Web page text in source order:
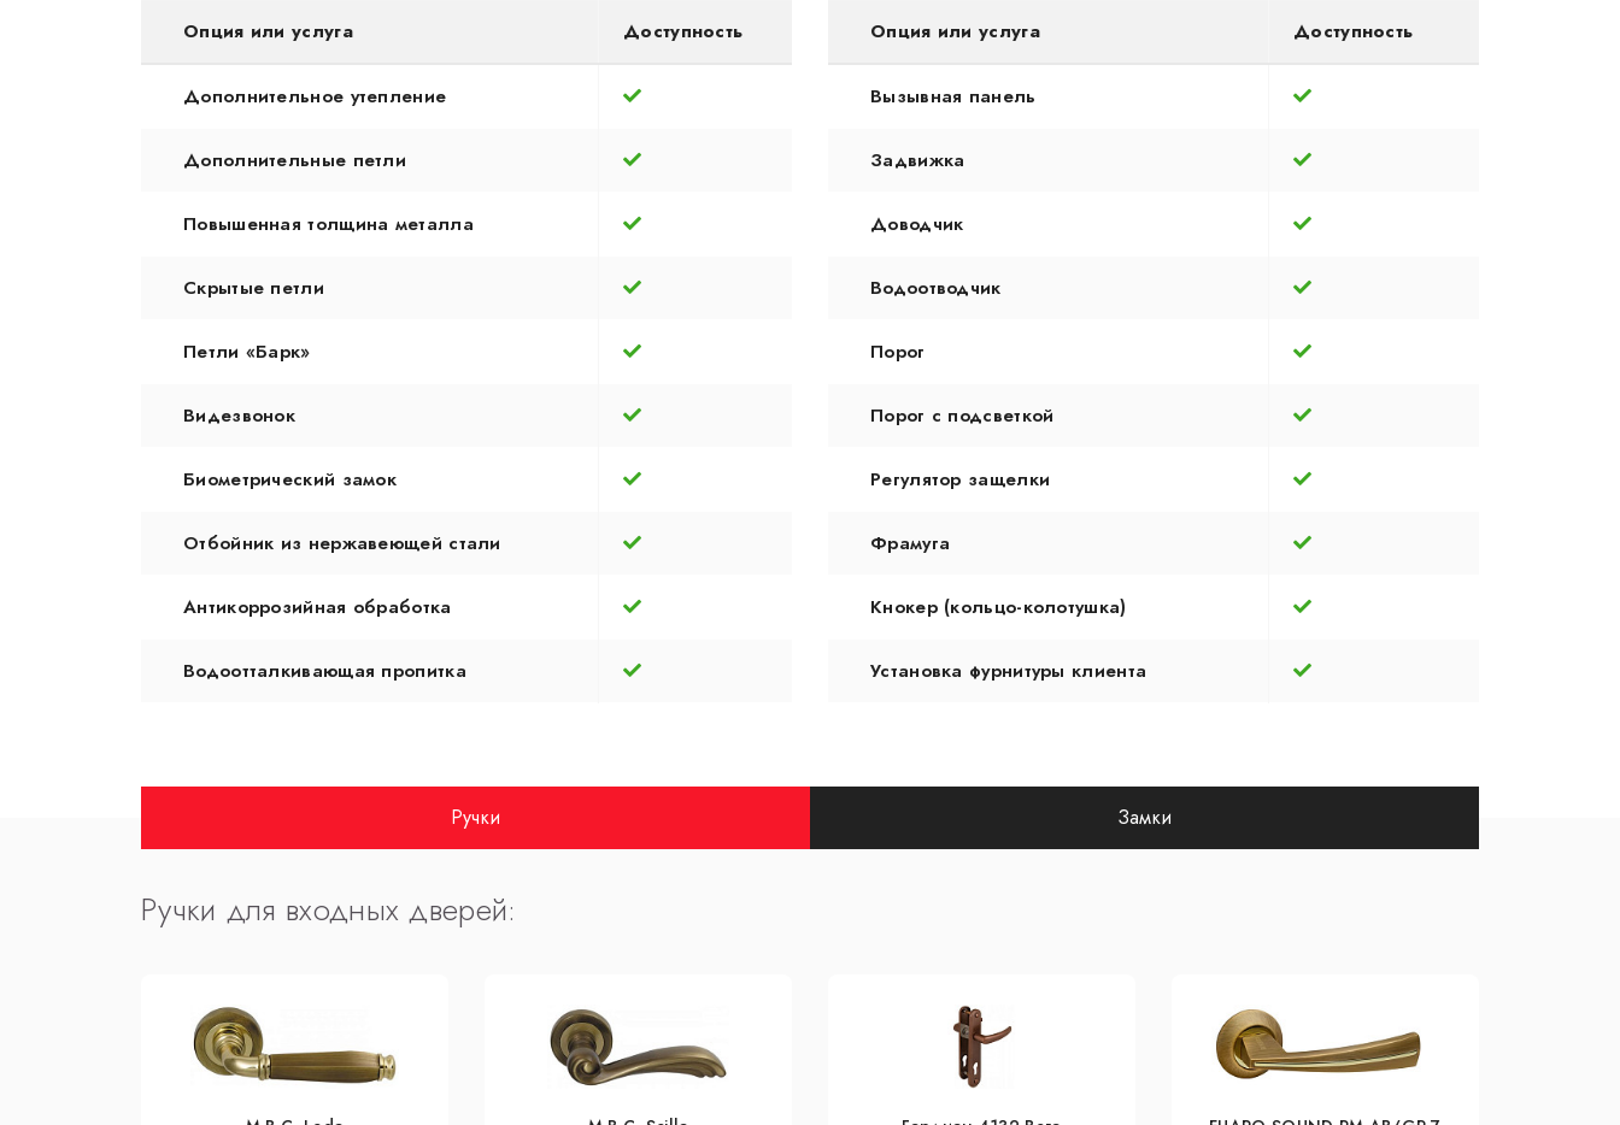
Опция или услуга Доступность
Дополнительное утепление
Дополнительные петли
Повышенная толщина металла
Скрытые петли
Петли «Барк»
Видезвонок
Биометрический замок
Отбойник из нержавеющей стали
Антикоррозийная обработка
Водоотталкивающая пропитка
Опция или услуга Доступность
Вызывная панель
Задвижка
Доводчик
Водоотводчик
Порог
Порог с подсветкой
Регулятор защелки
Фрамуга
Кнокер (кольцо-колотушка)
Установка фурнитуры клиента
Ручки Замки
Ручки для входных дверей: